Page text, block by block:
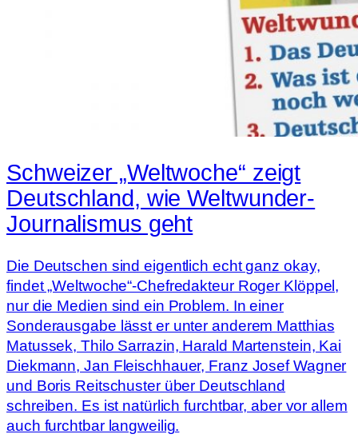
Schweizer „Weltwoche“ zeigt
Deutschland, wie Weltwunder-
Journalismus geht
Die Deutschen sind eigentlich echt ganz okay,
findet „Weltwoche“-Chefredakteur Roger Klöppel,
nur die Medien sind ein Problem. In einer
Sonderausgabe lässt er unter anderem Matthias
Matussek, Thilo Sarrazin, Harald Martenstein, Kai
Diekmann, Jan Fleischhauer, Franz Josef Wagner
und Boris Reitschuster über Deutschland
schreiben. Es ist natürlich furchtbar, aber vor allem
auch furchtbar langweilig.